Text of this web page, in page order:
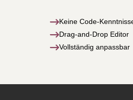
Keine Code-
Drag-and-Drop Editor
Vollständig anpassbar